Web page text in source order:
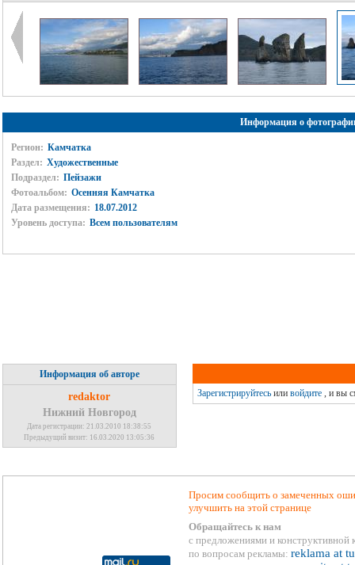
Информация о
Регион: Камчатка
Раздел: Художественные
Подраздел: Пейзажи
Фотоальбом: Осенняя Камчатка
Дата размещения: 18.07.2012
Уровень доступа: Всем пользователям
Информация об авторе
redaktor
Нижний Новгород
Дата регистрации: 21.03.2010 18:38:55
Предыдущий визит: 16.03.2020 13:05:36
Зарегистрируйтесьили войдите, и вы
Просим сообщить о замеченных
улучшить на этой странице
Обращайтесь к нам
с предложениями и конструктивной
по вопросам рекламы: reklama at